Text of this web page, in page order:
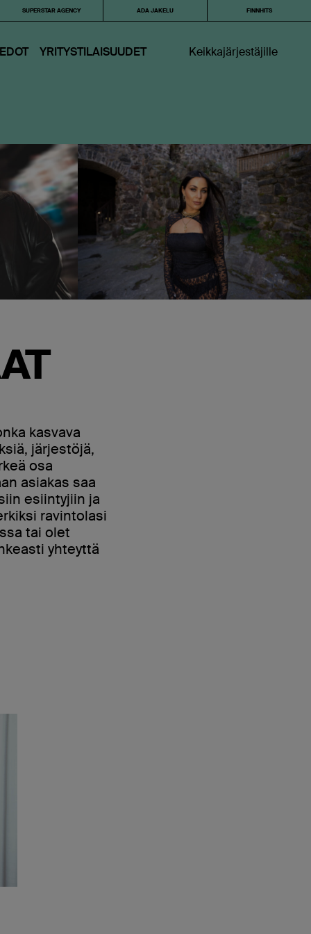
SUPERSTAR AGENCY ADA JAKELU FINNHITS
YRITYSTILAISUUDET Keikkajärjestäjille
kasvava
järjestöjä,
osa
asiakas saa
esiintyjiin ja
ravintolasi
tai olet
yhteyttä